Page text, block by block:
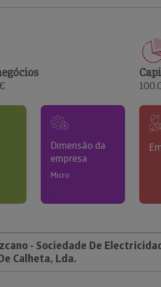
comerciais e
Dimensão da
empresa
Micro
- Sociedade De
Calheta, Lda.